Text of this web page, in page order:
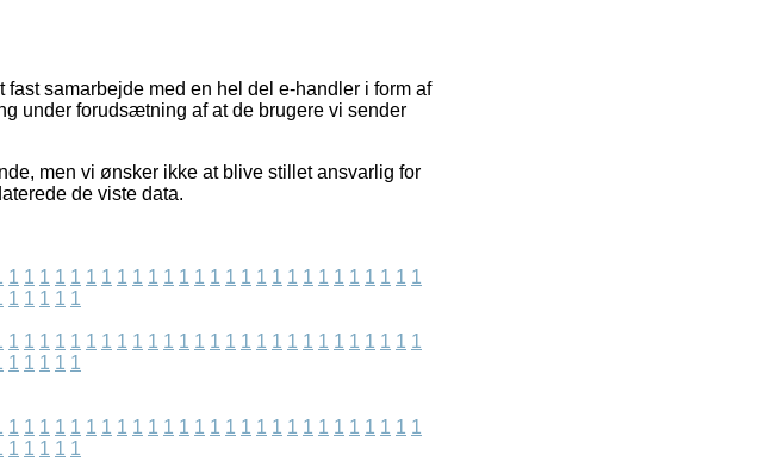
samarbejde med en hel del e-handler i form af
under forudsætning af at de brugere vi sender
men vi ønsker ikke at blive stillet ansvarlig for
de viste data.
1 1 1 1 1 1 1 1 1 1 1 1 1 1 1 1 1 1 1 1 1 1 1 1 1 1 1
1 1 1 1 1
1 1 1 1 1 1 1 1 1 1 1 1 1 1 1 1 1 1 1 1 1 1 1 1 1 1 1
1 1 1 1 1
1 1 1 1 1 1 1 1 1 1 1 1 1 1 1 1 1 1 1 1 1 1 1 1 1 1 1
1 1 1 1 1